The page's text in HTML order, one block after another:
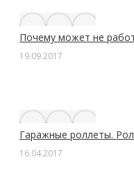
Почему может не
19.09.2017
Гаражные роллеты.
16.04.2017